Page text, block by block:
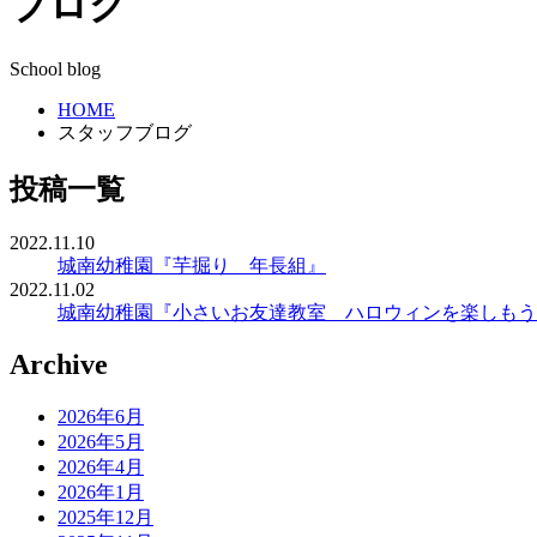
School blog
HOME
スタッフブログ
投稿一覧
2022.11.10
城南幼稚園『芋掘り 年長組』
2022.11.02
城南幼稚園『小さいお友達教室 ハロウィンを楽しも
Archive
2026年6月
2026年5月
2026年4月
2026年1月
2025年12月